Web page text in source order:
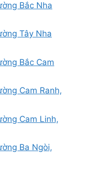
Bắc Nha
Tây Nha
Bắc Cam
Cam Ranh,
Cam Linh,
Ba Ngòi,